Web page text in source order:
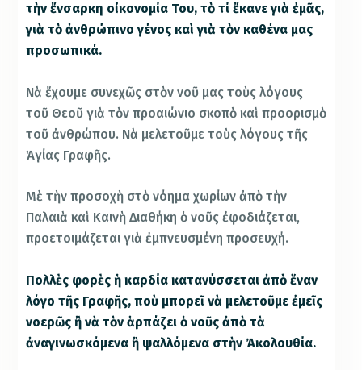
τὴν ἔνσαρκη οἰκονομία Του, τὸ τί ἔκανε γιὰ ἐμᾶς,
γιὰ τὸ ἀνθρώπινο γένος καὶ γιὰ τὸν καθένα μας
προσωπικά.
Νὰ ἔχουμε συνεχῶς στὸν νοῦ μας τοὺς λόγους
τοῦ Θεοῦ γιὰ τὸν προαιώνιο σκοπὸ καὶ προορισμὸ
τοῦ ἀνθρώπου. Νὰ μελετοῦμε τοὺς λόγους τῆς
Ἁγίας Γραφῆς.
Μὲ τὴν προσοχὴ στὸ νόημα χωρίων ἀπὸ τὴν
Παλαιὰ καὶ Καινὴ Διαθήκη ὁ νοῦς ἐφοδιάζεται,
προετοιμάζεται γιὰ ἐμπνευσμένη προσευχή.
Πολλὲς φορὲς ἡ καρδία κατανύσσεται ἀπὸ ἕναν
λόγο τῆς Γραφῆς, ποὺ μπορεῖ νὰ μελετοῦμε ἐμεῖς
νοερῶς ἢ νὰ τὸν ἁρπάζει ὁ νοῦς ἀπὸ τὰ
ἀναγινωσκόμενα ἢ ψαλλόμενα στὴν Ἀκολουθία.